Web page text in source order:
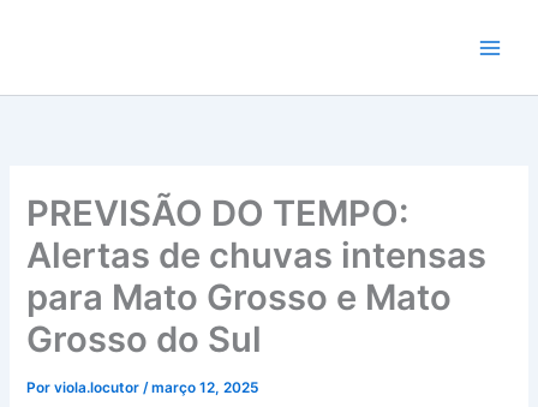
conteúdo
PREVISÃO DO TEMPO:
Alertas de chuvas intensas
para Mato Grosso e Mato
Grosso do Sul
Porviola.locutor/março 12, 2025